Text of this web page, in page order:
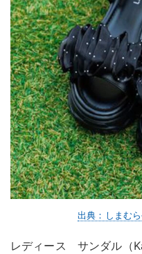
出典：しまむ
レディース サンダル（